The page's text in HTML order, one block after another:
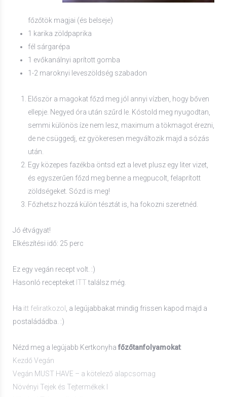
főzőtök magjai (és belseje)
1 karika zöldpaprika
fél sárgarépa
1 evőkanálnyi aprított gomba
1-2 maroknyi leveszöldség szabadon
Először a magokat főzd meg jól annyi vízben, hogy bőven
ellepje. Negyed óra után szűrd le. Kóstold meg nyugodtan,
semmi különös íze nem lesz, maximum a tökmagot érezni,
de ne csüggedj, ez gyökeresen megváltozik majd a sózás
után.
Egy közepes fazékba öntsd ezt a levet plusz egy liter vizet,
és egyszerűen főzd meg benne a megpucolt, felaprított
zöldségeket. Sózd is meg!
Főzhetsz hozzá külön tésztát is, ha fokozni szeretnéd.
Jó étvágyat!
Elkészítési idő: 25 perc
Ez egy vegán recept volt. :)
Hasonló recepteket ITT találsz még.
Ha itt feliratkozol , a legújabbakat mindig frissen kapod majd a
postaládádba. :)
Nézd meg a legújabb Kertkonyha főzőtanfolyamokat:
Kezdő Vegán
Vegán MUST HAVE – a kötelező alapcsomag
Növényi Tejek és Tejtermékek I